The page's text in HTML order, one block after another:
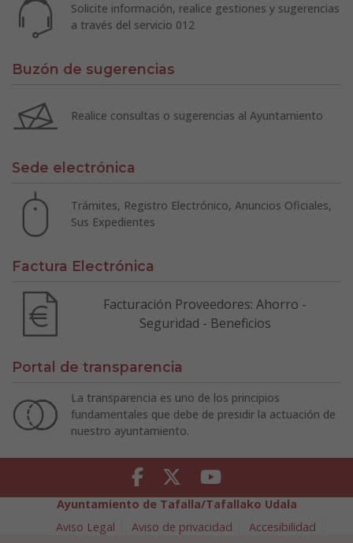
Solicite información, realice gestiones y sugerencias
a través del servicio 012
Buzón de sugerencias
Realice consultas o sugerencias al Ayuntamiento
Sede electrónica
Trámites, Registro Electrónico, Anuncios Oficiales,
Sus Expedientes
Factura Electrónica
Facturación Proveedores: Ahorro -
Seguridad - Beneficios
Portal de transparencia
La transparencia es uno de los principios
fundamentales que debe de presidir la actuación de
nuestro ayuntamiento.
Facebook Twitter Youtube
Ayuntamiento de Tafalla/Tafallako Udala
Aviso Legal
Aviso de privacidad
Accesibilidad